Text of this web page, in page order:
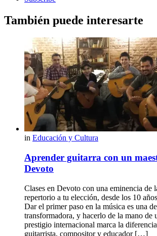
También puede interesarte
in Educación y Cultura
Aprender guitarra con un
Devoto
Clases en Devoto con una eminencia de
repertorio a tu elección, desde los 10
Dar el primer paso en la música es una
transformadora, y hacerlo de la mano de
prestigio internacional marca la
guitarrista, compositor y educador […]